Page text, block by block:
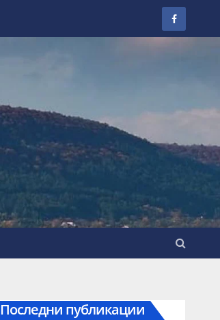
Последни публикации